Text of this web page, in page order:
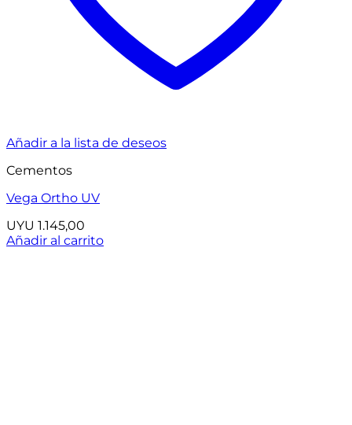
Añadir a la lista de deseos
Cementos
Vega Ortho UV
UYU 1.145,00
Añadir al carrito